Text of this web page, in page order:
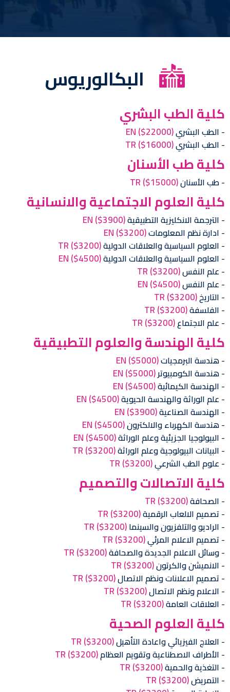
البكالوريوس
كلية الطب البشري
الطب البشري EN($22000)
الطب البشري TR($16000)
كلية طب الأسنان
طب الأسنان TR($15000)
كلية العلوم الاجتماعية والانسانية
الترجمة الانكليزية التطبيقية EN($3900)
ادارة نظم المعلومات EN($3200)
العلوم السياسية والعلاقات الدولية TR($3200)
العلوم السياسية والعلاقات الدولية EN($4500)
علم النفس TR($3200)
علم النفس EN($4500)
التاريخ TR($3200)
الفلسفة TR($3200)
علم الاجتماع TR($3200)
كلية الهندسة والعلوم التطبيقية
هندسة البرمجيات EN($5000)
هندسة الكومبيوتر EN($5000)
الهندسة الكيمائية EN($4500)
علم الوراثة والهندسة الحيوية EN($4500)
الهندسة الصناعية EN($3900)
هندسة الكهرباء والالكترون EN($4500)
البيولوجيا الجزيئية وعلم الوراثة EN($4500)
البيانات البيولوجية وعلم الوراثة TR($3200)
علوم الطب الشرعي TR($3200)
كلية الاتصالات والتصميم
الصحافة TR($3200)
تصميم الالعاب الرقمية TR($3200)
الراديو والتلفزيون والسينما TR($3200)
تصميم الاعلام المرئي TR($3200)
وسائل الاعلام الجديدة والصحافة TR($3200)
الانميشن والكرتون TR($3200)
تصميم الاعلانات ونظم الاتصال TR($3200)
الاعلام ونظم الاتصال TR($3200)
العلاقات العامة TR($3200)
كلية العلوم الصحية
العلاج الفيزيائي واعادة التأهيل TR($3200)
الأطراف الاصطناعية وتقويم العظام TR($3200)
التغذية والحمية TR($3200)
التمريض TR($3200)